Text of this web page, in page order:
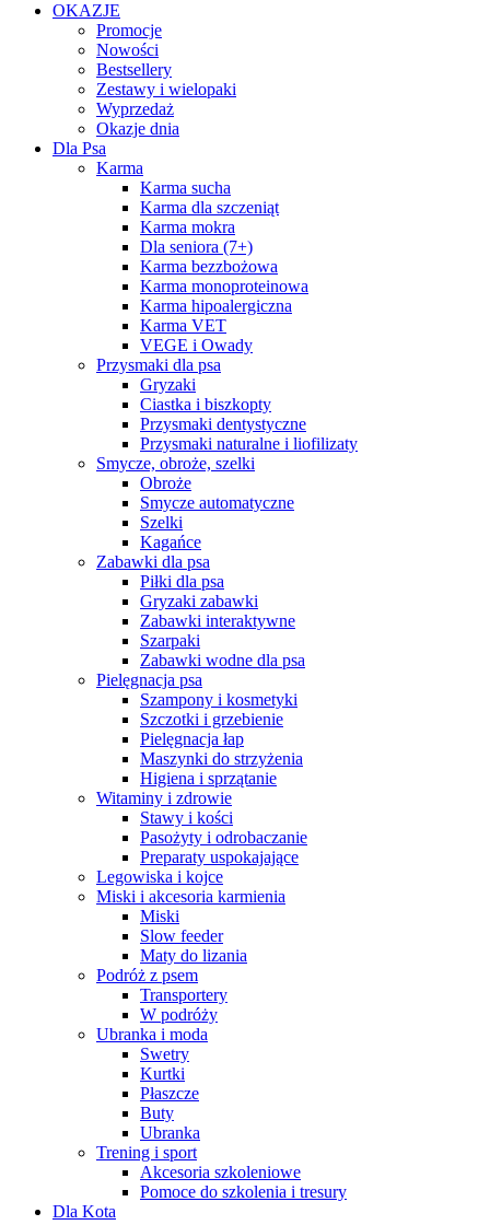
OKAZJE
Promocje
Nowości
Bestsellery
Zestawy i wielopaki
Wyprzedaż
Okazje dnia
Dla Psa
Karma
Karma sucha
Karma dla szczeniąt
Karma mokra
Dla seniora (7+)
Karma bezzbożowa
Karma monoproteinowa
Karma hipoalergiczna
Karma VET
VEGE i Owady
Przysmaki dla psa
Gryzaki
Ciastka i biszkopty
Przysmaki dentystyczne
Przysmaki naturalne i liofilizaty
Smycze, obroże, szelki
Obroże
Smycze automatyczne
Szelki
Kagańce
Zabawki dla psa
Piłki dla psa
Gryzaki zabawki
Zabawki interaktywne
Szarpaki
Zabawki wodne dla psa
Pielęgnacja psa
Szampony i kosmetyki
Szczotki i grzebienie
Pielęgnacja łap
Maszynki do strzyżenia
Higiena i sprzątanie
Witaminy i zdrowie
Stawy i kości
Pasożyty i odrobaczanie
Preparaty uspokajające
Legowiska i kojce
Miski i akcesoria karmienia
Miski
Slow feeder
Maty do lizania
Podróż z psem
Transportery
W podróży
Ubranka i moda
Swetry
Kurtki
Płaszcze
Buty
Ubranka
Trening i sport
Akcesoria szkoleniowe
Pomoce do szkolenia i tresury
Dla Kota